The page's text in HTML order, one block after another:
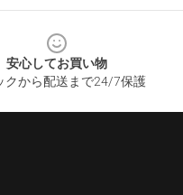
安心してお買い物
クから配送まで24/7保護